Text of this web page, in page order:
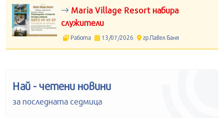
Maria Village Resort набира
служители
Работа 13/07/2026 гр.Павел Баня
Най - четени новини
за последната седмица